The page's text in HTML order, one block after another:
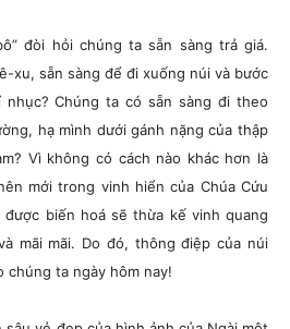
đòi hỏi chúng ta sẵn sàng trả giá.
xu, sẵn sàng để đi xuống núi và bước
Chúng ta có sẵn sàng đi theo
hạ mình dưới gánh nặng của thập
Vì không có cách nào khác hơn là
mới trong vinh hiển của Chúa Cứu
biến hoá sẽ thừa kế vinh quang
mãi mãi. Do đó, thông điệp của núi
ta ngày hôm nay!